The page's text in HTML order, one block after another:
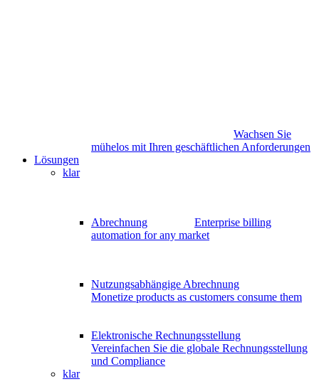
Wachsen Sie
mühelos mit Ihren geschäftlichen Anforderungen
Lösungen
klar
Abrechnung
Enterprise billing
automation for any market
Nutzungsabhängige Abrechnung
Monetize products as customers consume them
Elektronische Rechnungsstellung
Vereinfachen Sie die globale Rechnungsstellung
und Compliance
klar